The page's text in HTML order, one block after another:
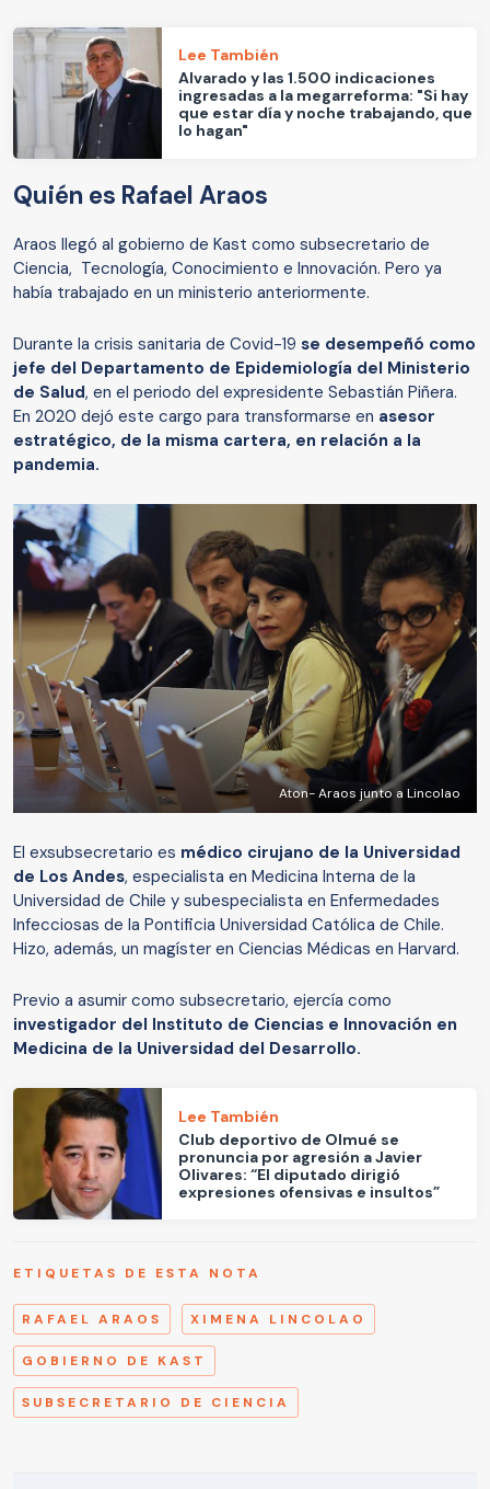
Lee También
Alvarado y las 1.500 indicaciones
ingresadas a la megarreforma: "Si hay
que estar día y noche trabajando, que
lo hagan"
Quién es Rafael Araos
Araos llegó al gobierno de Kast como subsecretario de
Ciencia, Tecnología, Conocimiento e Innovación. Pero ya
había trabajado en un ministerio anteriormente.
Durante la crisis sanitaria de Covid-19 se desempeñó como
jefe del Departamento de Epidemiología del Ministerio
de Salud, en el periodo del expresidente Sebastián Piñera.
En 2020 dejó este cargo para transformarse en asesor
estratégico, de la misma cartera, en relación a la
pandemia.
Aton- Araos junto a Lincolao
El exsubsecretario es médico cirujano de la Universidad
de Los Andes, especialista en Medicina Interna de la
Universidad de Chile y subespecialista en Enfermedades
Infecciosas de la Pontificia Universidad Católica de Chile.
Hizo, además, un magíster en Ciencias Médicas en Harvard.
Previo a asumir como subsecretario, ejercía como
investigador del Instituto de Ciencias e Innovación en
Medicina de la Universidad del Desarrollo.
Lee También
Club deportivo de Olmué se
pronuncia por agresión a Javier
Olivares: “El diputado dirigió
expresiones ofensivas e insultos”
ETIQUETAS DE ESTA NOTA
RAFAEL ARAOS XIMENA LINCOLAO
GOBIERNO DE KAST
SUBSECRETARIO DE CIENCIA